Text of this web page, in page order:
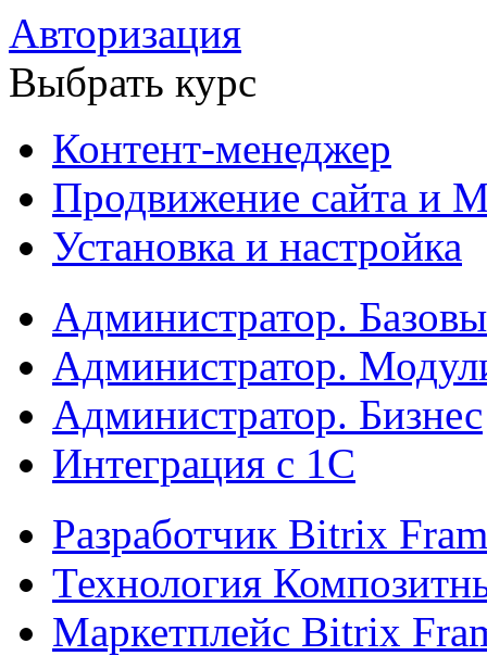
Авторизация
Выбрать курс
Контент-менеджер
Продвижение сайта и
Установка и настройка
Администратор.
Администратор.
Администратор. Бизнес
Интеграция с 1С
Разработчик Bitrix
Технология
Маркетплейс Bitrix